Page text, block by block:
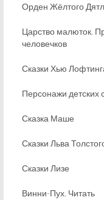
Орден Жёлтого
Царство малюток.
человечков
Сказки Хью
Персонажи детских
Сказка Маше
Сказки Льва
Сказки Лизе
Винни-Пух. Читать